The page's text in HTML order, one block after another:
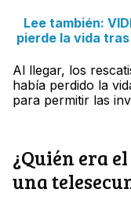
Lee también:
pierde la vida
Al llegar, los
había perdido la
para permitir las
¿Quién era
una